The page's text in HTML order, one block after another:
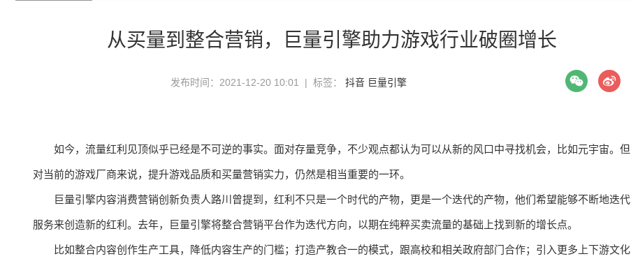
从买量到整合营销，巨量引擎助力游戏行业破圈增长
发布时间：2021-12-20 10:01 | 标签： 抖音 巨量引擎
如今，流量红利见顶似乎已经是不可逆的事实。面对存量竞争，不少观点都认为可以从新的风口中寻找机会，比如元宇宙。但
对当前的游戏厂商来说，提升游戏品质和买量营销实力，仍然是相当重要的一环。
巨量引擎内容消费营销创新负责人路川曾提到，红利不只是一个时代的产物，更是一个迭代的产物，他们希望能够不断地迭代
服务来创造新的红利。去年，巨量引擎将整合营销平台作为迭代方向，以期在纯粹买卖流量的基础上找到新的增长点。
比如整合内容创作生产工具，降低内容生产的门槛；打造产教合一的模式，跟高校和相关政府部门合作；引入更多上下游文化